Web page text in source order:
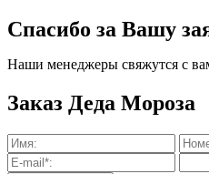
Спасибо за Вашу
Наши менеджеры свяжутся с
Заказ Деда Мороза